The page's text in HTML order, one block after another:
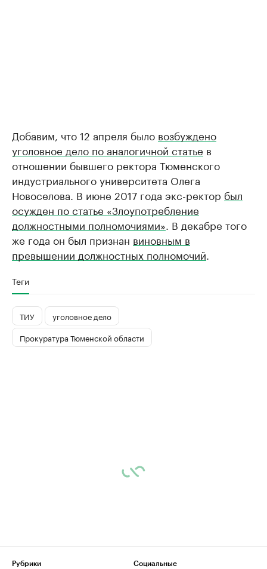
Добавим, что 12 апреля было возбуждено
уголовное дело по аналогичной статье в
отношении бывшего ректора Тюменского
индустриального университета Олега
Новоселова. В июне 2017 года экс-ректор был
осужден по статье «Злоупотребление
должностными полномочиями». В декабре того
же года он был признан виновным в
превышении должностных полномочий.
Теги
ТИУ
уголовное дело
Прокуратура Тюменской области
Рубрики
Социальные